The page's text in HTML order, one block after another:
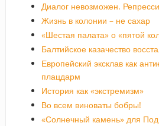
Диалог невозможен.
Жизнь в колонии – не сахар
«Шестая палата» о «пятой
Балтийское казачество
Европейский эксклав как
плацдарм
История как «экстремизм»
Во всем виноваты бобры!
«Солнечный камень» для